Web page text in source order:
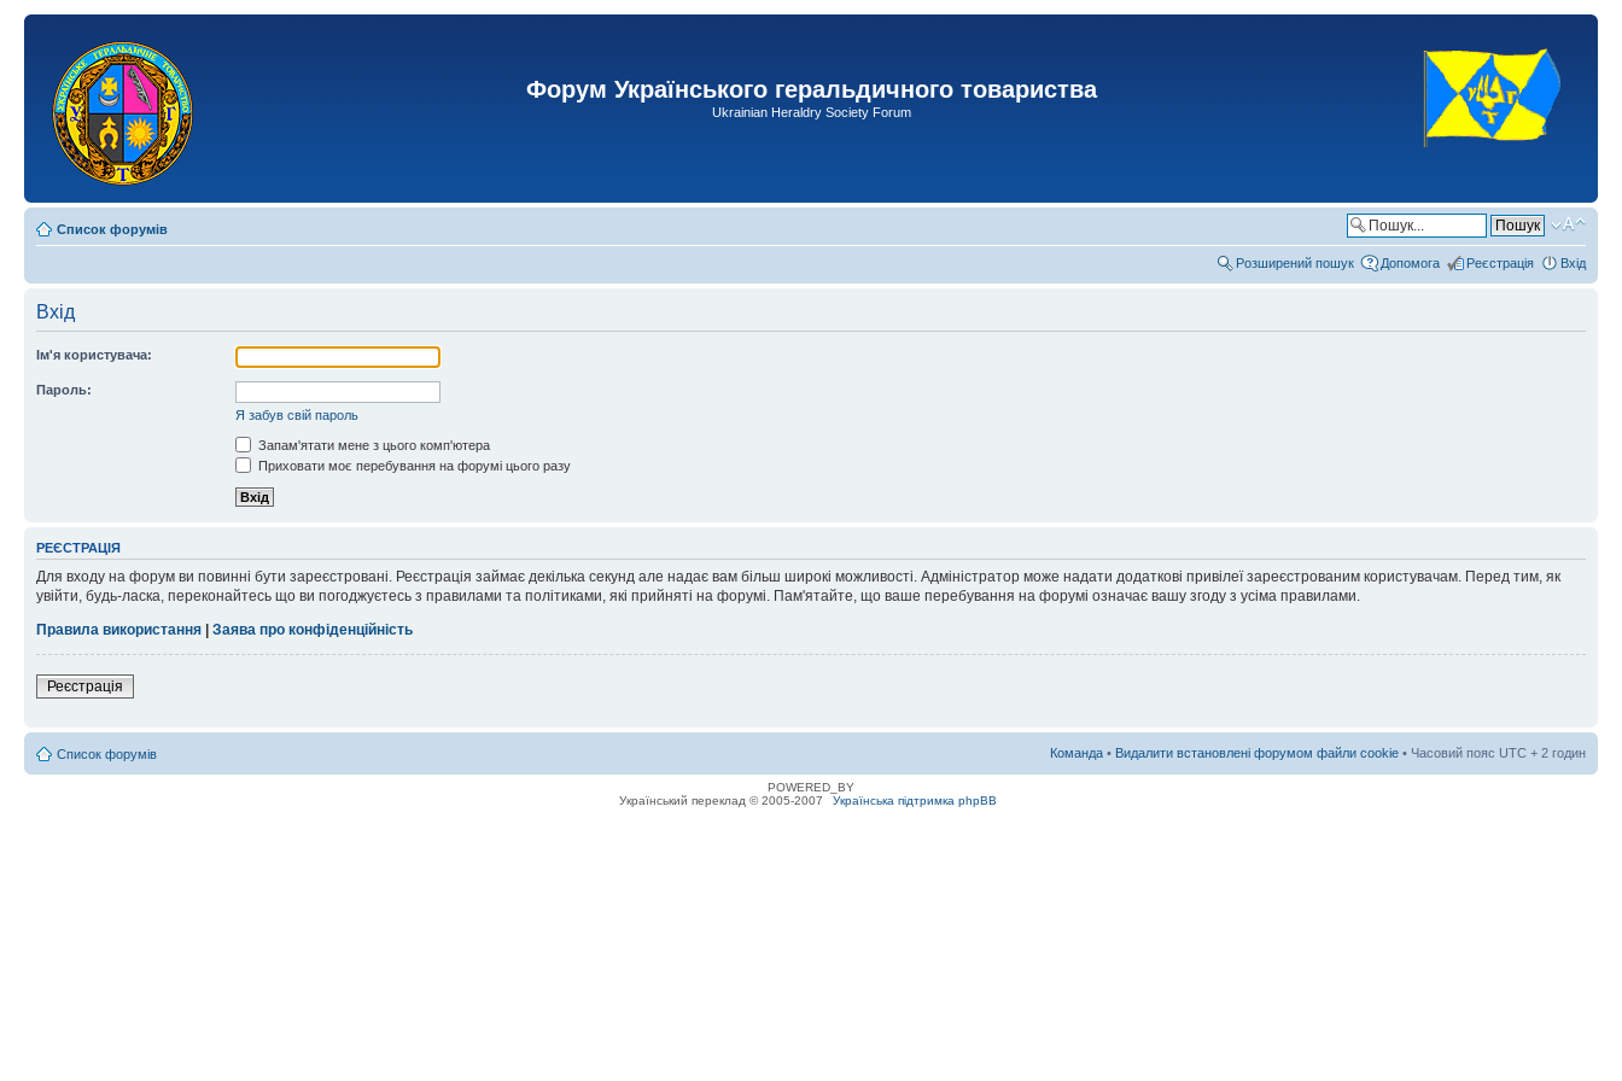
Форум Українського геральдичного товариства
Ukrainian Heraldry Society Forum
Список форумів
Розширений пошук Допомога Реєстрація Вхід
Вхід
Ім'я користувача:
Пароль:
Я забув свій пароль
Запам'ятати мене з цього комп'ютера
Приховати моє перебування на форумі цього разу
РЕЄСТРАЦІЯ
Для входу на форум ви повинні бути зареєстровані. Реєстрація займає декілька секунд але надає вам більш широкі можливості. Адміністратор може надати додаткові привілеї зареєстрованим користувачам. Перед тим, як
увійти, будь-ласка, переконайтесь що ви погоджуєтесь з правилами та політиками, які прийняті на форумі. Пам'ятайте, що ваше перебування на форумі означає вашу згоду з усіма правилами.
Правила використання | Заява про конфіденційність
Реєстрація
Список форумів Команда • Видалити встановлені форумом файли cookie • Часовий пояс UTC + 2 годин
POWERED_BY
Український переклад © 2005-2007
Українська підтримка phpBB